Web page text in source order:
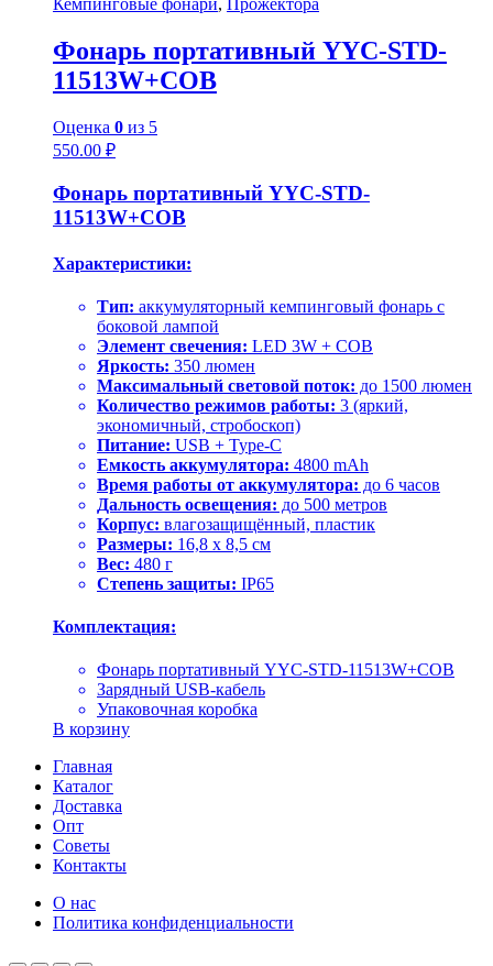
Фонарь портативный YYC-STD-
11513W+COB
Оценка 0 из 5
550.00 ₽
Фонарь портативный YYC-STD-
11513W+COB
Характеристики:
Тип: аккумуляторный кемпинговый фонарь с
боковой лампой
Элемент свечения: LED 3W + COB
Яркость: 350 люмен
Максимальный световой поток: до 1500 люмен
Количество режимов работы: 3 (яркий,
экономичный, стробоскоп)
Питание: USB + Type-C
Емкость аккумулятора: 4800 mAh
Время работы от аккумулятора: до 6 часов
Дальность освещения: до 500 метров
Корпус: влагозащищённый, пластик
Размеры: 16,8 x 8,5 см
Вес: 480 г
Степень защиты: IP65
Комплектация:
Фонарь портативный YYC-STD-11513W+COB
Зарядный USB-кабель
Упаковочная коробка
В корзину
Главная
Каталог
Доставка
Опт
Советы
Контакты
О нас
Политика конфиденциальности